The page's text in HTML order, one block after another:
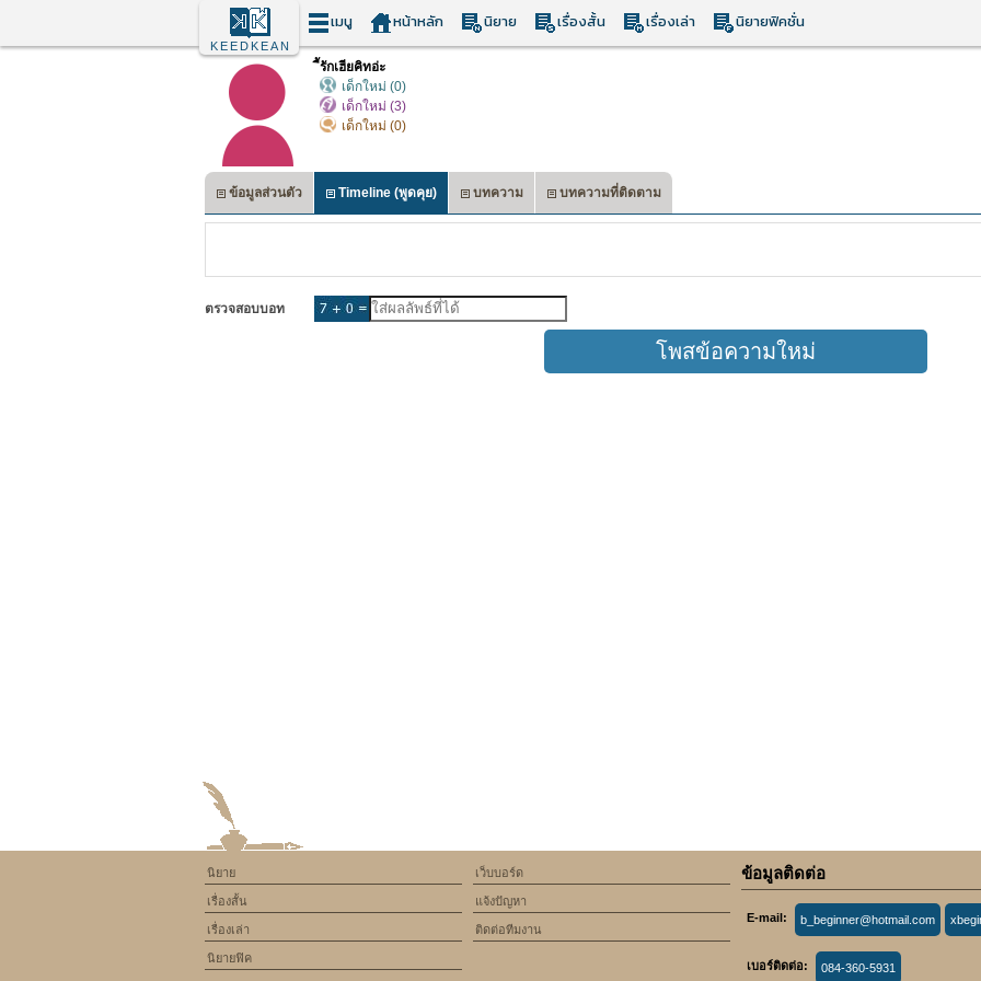
KEEDKEAN
เมนู หน้าหลัก นิยาย เรื่องสั้น เรื่องเล่า นิยายฟิคชั่น
ีัรักเฮียคิทอ่ะ
เด็กใหม่ (0)
เด็กใหม่ (3)
เด็กใหม่ (0)
ข้อมูลส่วนตัว Timeline (พูดคุย) บทความ บทความที่ติดตาม
ตรวจสอบบอท
เว็บบอร์ด
แจ้งปัญหา
ติดต่อทีมงาน
นิยาย
เรื่องสั้น
เรื่องเล่า
นิยายฟิค
ข้อมูลติดต่อ
E-mail: b_beginner@hotmail.com
เบอร์ติดต่อ: 084-360-5931